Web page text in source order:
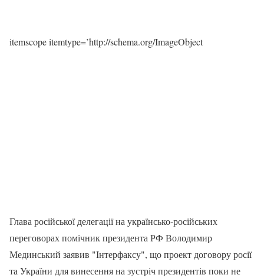
itemscope itemtype=’http://schema.org/ImageObject
Глава російської делегації на українсько-російських
переговорах помічник президента РФ Володимир
Мединський заявив "Інтерфаксу", що проект договору росії
та України для винесення на зустріч президентів поки не